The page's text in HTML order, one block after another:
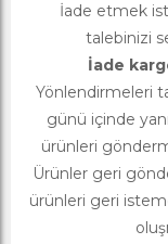
İade etmek
talebinizi
İade
Yönlendirmeleri
günü içinde
ürünleri
Ürünler geri
ürünleri geri